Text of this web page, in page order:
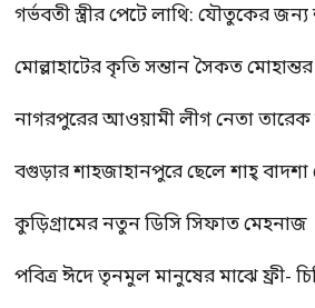
গর্ভবতী স্ত্রীর পেটে লাথি: যৌতুকের
মোল্লাহাটের কৃতি সন্তান সৈকত
নাগরপুরের আওয়ামী লীগ নেতা তারেক
বগুড়ার শাহজাহানপুরে ছেলে শাহ্
কুড়িগ্রামের নতুন ডিসি সিফাত মেহনাজ
পবিত্র ঈদে তৃনমুল মানুষের মাঝে ফ্রী-